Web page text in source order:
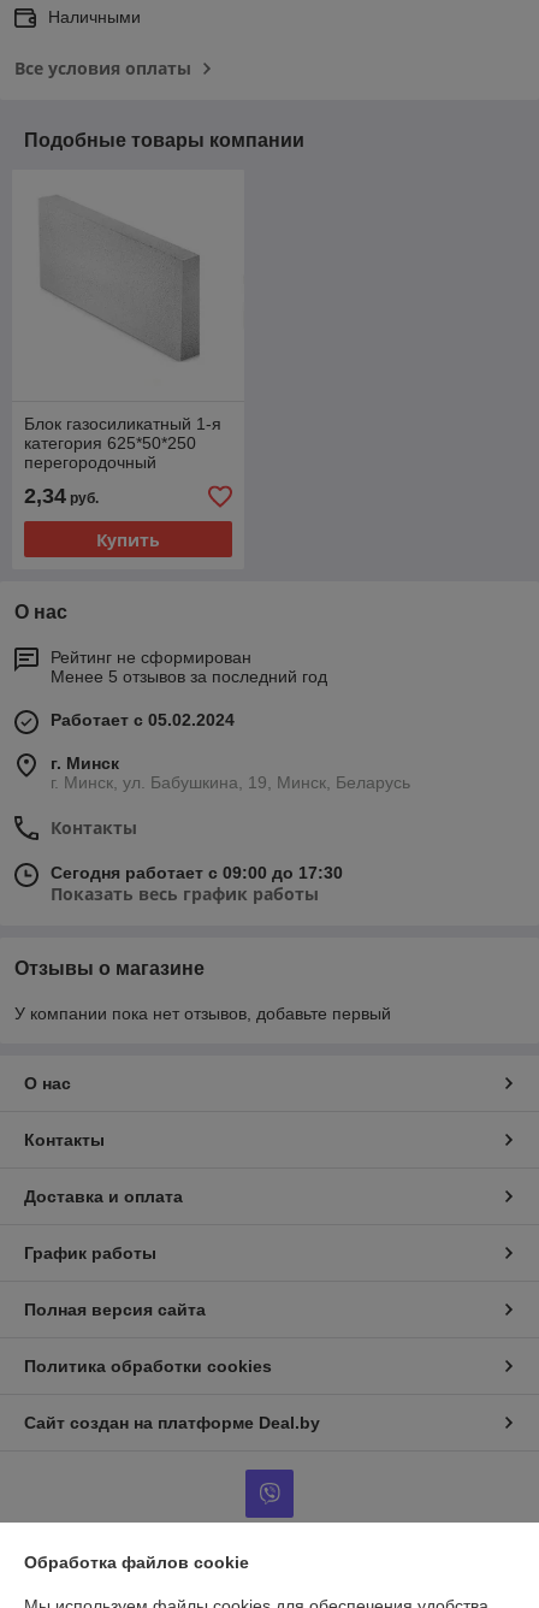
Наличными
Все условия оплаты
Подобные товары компании
Блок газосиликатный 1-я
категория 625*50*250
перегородочный
2,34 руб.
Купить
О нас
Рейтинг не сформирован
Менее 5 отзывов за последний год
Работает с 05.02.2024
г. Минск
г. Минск, ул. Бабушкина, 19, Минск, Беларусь
Контакты
Сегодня работает с 09:00 до 17:30
Показать весь график работы
Отзывы о магазине
У компании пока нет отзывов, добавьте первый
О нас
Контакты
Доставка и оплата
График работы
Полная версия сайта
Политика обработки cookies
Сайт создан на платформе Deal.by
Обработка файлов cookie